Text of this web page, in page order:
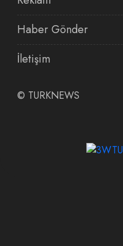
Haber Gönder
İletişim
© TURKNEWS